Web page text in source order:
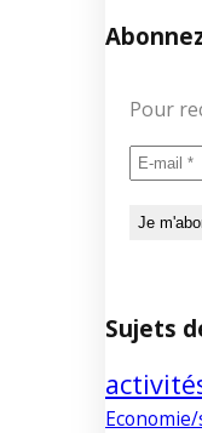
Pour
Sujets